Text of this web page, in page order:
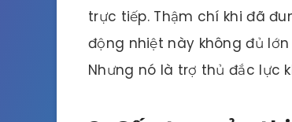
trực tiếp. Thậm chí khi đã
động nhiệt này không đủ
Nhưng nó là trợ thủ đắc lực